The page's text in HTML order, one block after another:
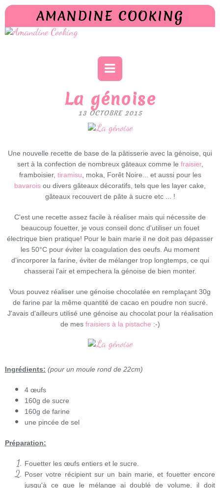
AMANDINE COOKING
La génoise
13 OCTOBRE 2015
Une nouvelle recette de base de la pâtisserie avec la génoise, qui
sert à la confection de nombreux gâteaux comme le fraisier,
framboisier, tiramisu , moka, Forêt Noire... et aussi pour les
bavarois ou divers gâteaux décoratifs, tels que les layer cake,
gâteaux recouvert de pâte à sucre etc ... !
C'est une recette assez facile à réaliser mais qui nécessite de
beaucoup fouetter, je vous conseil donc d'utiliser un fouet
électrique bien pratique! Pour le bain marie il ne doit pas dépasser
les 50°C pour éviter la coagulation des oeufs. Au moment
d'incorporer la farine, éviter de mélanger trop longtemps, ce qui
chasserai l'air et empechera la génoise de bien monter.
Vous pouvez réaliser une génoise chocolatée en remplaçant 30g
de farine par la même quantité de cacao en poudre non sucré.
J'avais d'ailleurs utilisé une génoise au chocolat pour la réalisation
de mes fraisiers à la pistache :-)
Ingrédients: (pour un moule rond de 22cm)
4 œufs
160g de sucre
160g de farine
une pincée de sel
Préparation:
Fouetter les œufs entiers et le sucre.
Poser votre récipient sur un bain marie, et fouetter encore
jusqu'à ce que le mélange ai doublé de volume, il doit